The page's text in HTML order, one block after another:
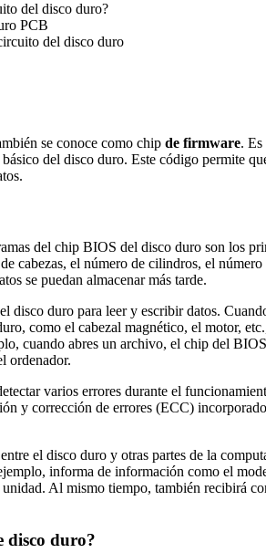
del disco duro?
PCB
del disco duro
se conoce como chip de firmware.
del disco duro. Este código permite
del chip BIOS del disco duro son los
cabezas, el número de cilindros, el
se puedan almacenar más tarde.
disco duro para leer y escribir datos.
como el cabezal magnético, el motor,
cuando abres un archivo, el chip del
ordenador.
varios errores durante el
y corrección de errores (ECC)
el disco duro y otras partes de la
informa de información como el
Al mismo tiempo, también recibirá
disco duro?